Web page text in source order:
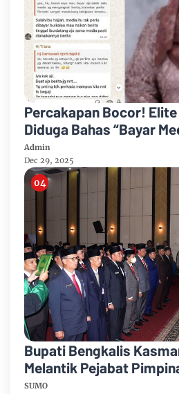
Percakapan Bocor! Elite
Diduga Bahas “Bayar
Dukung Kebijakan
Admin
Dec 29, 2025
Bupati Bengkalis
Melantik Pejabat
Pratama
SUMO